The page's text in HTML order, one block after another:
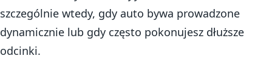
szczególnie wtedy, gdy auto bywa prowadzone
dynamicznie lub gdy często pokonujesz dłuższe
odcinki.